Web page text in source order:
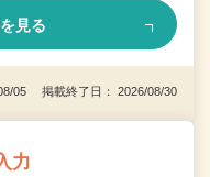
見る
05 掲載終了日： 2026/08/30
力